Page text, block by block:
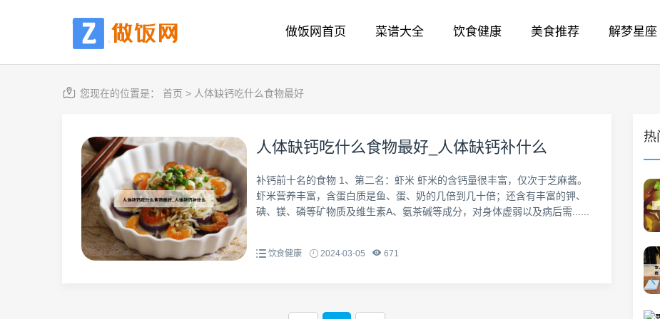
做饭网首页 菜谱大全 饮食健康 美食推荐 解梦星座
您现在的位置是： 首页 > 人体缺钙吃什么食物最好
人体缺钙吃什么食物最好_人体缺钙补什么
补钙前十名的食物 1、第二名：虾米 虾米的含钙量很丰富，仅次于芝麻酱。
虾米营养丰富，含蛋白质是鱼、蛋、奶的几倍到几十倍；还含有丰富的钾、
碘、镁、磷等矿物质及维生素A、氨茶碱等成分，对身体虚弱以及病后需......
饮食健康 2024-03-05 671
热